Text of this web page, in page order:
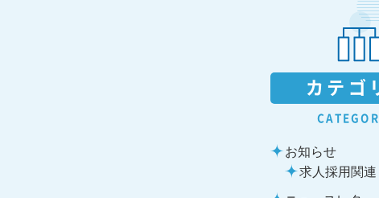
カテゴ
お知らせ
求人採用関連